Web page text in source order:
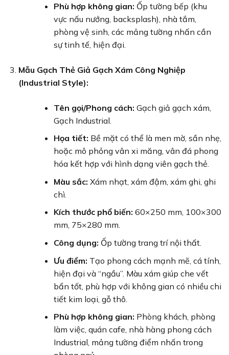
Phù hợp không gian: Ốp tường bếp (khu
vực nấu nướng, backsplash), nhà tắm,
phòng vệ sinh, các mảng tường nhấn cần
sự tinh tế, hiện đại.
Mẫu Gạch Thẻ Giả Gạch Xám Công Nghiệp
(Industrial Style):
Tên gọi/Phong cách: Gạch giả gạch xám,
Gạch Industrial.
Họa tiết: Bề mặt có thể là men mờ, sần nhẹ,
hoặc mô phỏng vân xi măng, vân đá phong
hóa kết hợp với hình dạng viên gạch thẻ.
Màu sắc: Xám nhạt, xám đậm, xám ghi, ghi
chì.
Kích thước phổ biến: 60×250 mm, 100×300
mm, 75×280 mm.
Công dụng: Ốp tường trang trí nội thất.
Ưu điểm: Tạo phong cách mạnh mẽ, cá tính,
hiện đại và “ngầu”. Màu xám giúp che vết
bẩn tốt, phù hợp với không gian có nhiều chi
tiết kim loại, gỗ thô.
Phù hợp không gian: Phòng khách, phòng
làm việc, quán cafe, nhà hàng phong cách
Industrial, mảng tường điểm nhấn trong